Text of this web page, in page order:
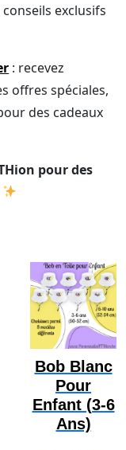
exclusifs
: recevez
offres spéciales,
des cadeaux
pour des
Bob Blanc
Pour
Enfant (3-6
Ans)